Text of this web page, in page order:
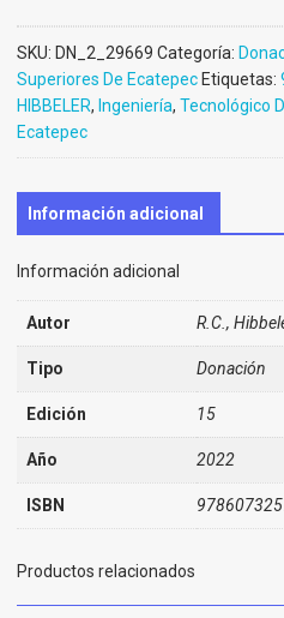
SKU: DN_2_29669 Categoría:
Superiores De Ecatepec Etiquetas:
HIBBELER, Ingeniería, Tecnológico
Ecatepec
Información adicional
Información adicional
Autor R.C.,
Tipo Donación
Edición 15
Año 2022
ISBN
Productos relacionados